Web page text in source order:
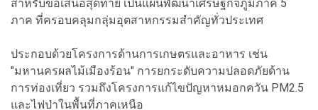
สำหรับข้อเสนอสุดท้าย เป็นแผนพัฒนาเศรษฐกิจภูมิภาค 5
ภาค ที่ครอบคลุมกลุ่มอุตสาหกรรมสำคัญทั่วประเทศ
ประกอบด้วยโครงการด้านการเกษตรและอาหาร เช่น
"มหานครผลไม้เมืองร้อน" การยกระดับความปลอดภัยด้าน
การท่องเที่ยว รวมถึงโครงการแก้ไขปัญหาหมอกควัน PM2.5
และไฟป่าในพื้นที่ภาคเหนือ